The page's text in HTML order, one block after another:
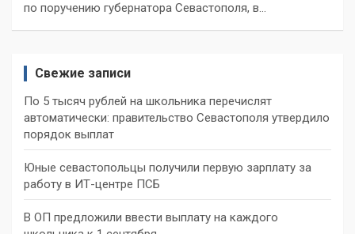
по поручению губернатора Севастополя, в…
Свежие записи
По 5 тысяч рублей на школьника перечислят
автоматически: правительство Севастополя утвердило
порядок выплат
Юные севастопольцы получили первую зарплату за
работу в ИТ-центре ПСБ
В ОП предложили ввести выплату на каждого